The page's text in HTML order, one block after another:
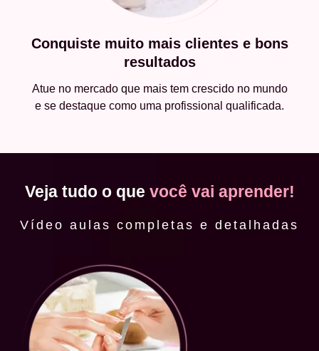
Conquiste muito mais clientes e bons
resultados
Atue no mercado que mais tem crescido no mundo
e se destaque como uma profissional qualificada.
Veja tudo o que você vai aprender!
Vídeo aulas completas e detalhadas